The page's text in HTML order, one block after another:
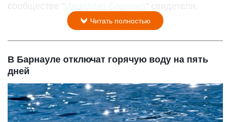
сообществе "Инцидент Барнаул " свидетели.
Читать полностью
В Барнауле отключат горячую воду на пять
дней